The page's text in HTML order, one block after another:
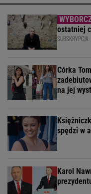
ostatniej
SUBSKRYPCJA
Córka
na jej
spędzi w
Karol